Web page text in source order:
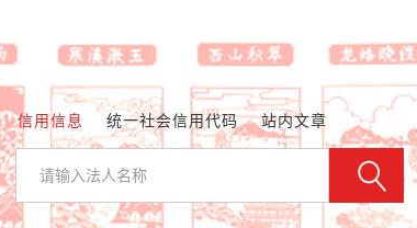
信用信息 统一社会信用代码 站内文章